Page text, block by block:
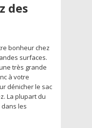
des
bonheur chez
surfaces.
très grande
à votre
dénicher le sac
La plupart du
les